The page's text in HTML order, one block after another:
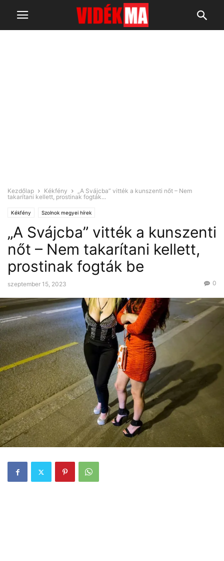
Kezdőlap Kékfény
„A Svájcba” vitték a kunszenti nőt – Nem
takarítani kellett, prostinak fogták...
Kékfény Szolnok megyei hírek
„A Svájcba” vitték a kunszenti
nőt – Nem takarítani kellett,
prostinak fogták be
szeptember 15, 2023 0